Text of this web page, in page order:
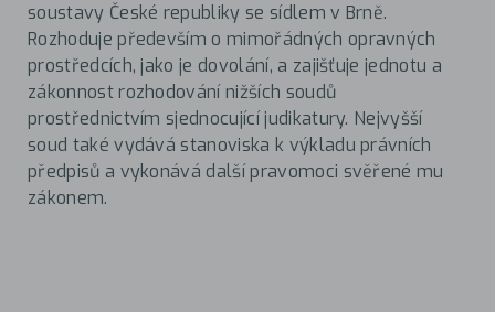
soustavy České republiky se sídlem v Brně.
Rozhoduje především o mimořádných opravných
prostředcích, jako je dovolání, a zajišťuje jednotu a
zákonnost rozhodování nižších soudů
prostřednictvím sjednocující judikatury. Nejvyšší
soud také vydává stanoviska k výkladu právních
předpisů a vykonává další pravomoci svěřené mu
zákonem.